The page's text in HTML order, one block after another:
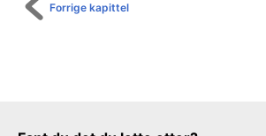
Forrige kapittel